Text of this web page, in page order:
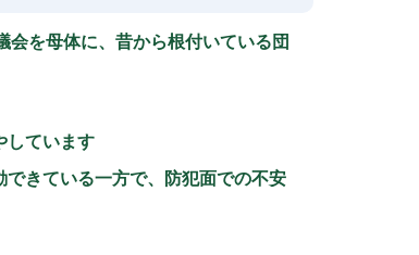
を母体に、昔から根付いている団
しています
きている一方で、防犯面での不安